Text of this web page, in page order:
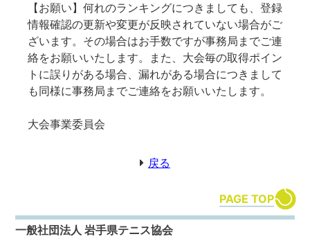
【お願い】何れのランキングにつきましても、登録
情報確認の更新や変更が反映されていない場合がご
ざいます。その場合はお手数ですが事務局までご連
絡をお願いいたします。また、大会毎の取得ポイン
トに誤りがある場合、漏れがある場合につきまして
も同様に事務局までご連絡をお願いいたします。
大会事業委員会
戻る
PAGE TOP
一般社団法人 岩手県テニス協会